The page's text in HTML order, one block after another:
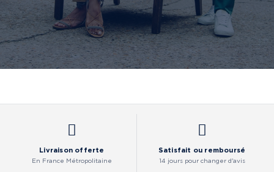
Livraison offerte
En France Métropolitaine
Satisfait ou remboursé
14 jours pour changer d'avis